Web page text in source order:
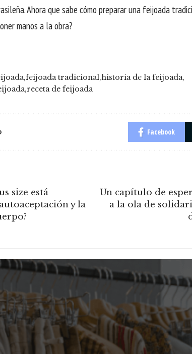
Ahora que sabe cómo preparar una feijoada
manos a la obra?
feijoada tradicional historia de la feijoada
receta de feijoada
Facebook
size está
y la
Un capítulo de
a la ola de